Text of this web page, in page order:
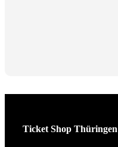
Ticket Shop Thüringen